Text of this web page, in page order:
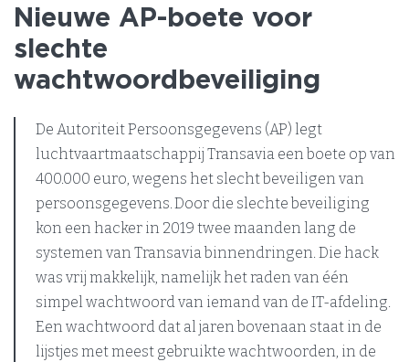
Nieuwe AP-boete voor
slechte
wachtwoordbeveiliging
De Autoriteit Persoonsgegevens (AP) legt
luchtvaartmaatschappij Transavia een boete op van
400.000 euro, wegens het slecht beveiligen van
persoonsgegevens. Door die slechte beveiliging
kon een hacker in 2019 twee maanden lang de
systemen van Transavia binnendringen. Die hack
was vrij makkelijk, namelijk het raden van één
simpel wachtwoord van iemand van de IT-afdeling.
Een wachtwoord dat al jaren bovenaan staat in de
lijstjes met meest gebruikte wachtwoorden, in de